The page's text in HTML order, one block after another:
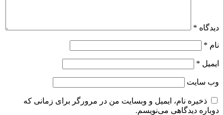
دیدگاه *
نام *
ایمیل *
وب‌ سایت
ذخیره نام، ایمیل و وبسایت من در مرورگر برای زمانی که
دوباره دیدگاهی می‌نویسم.